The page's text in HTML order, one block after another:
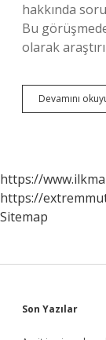
hakkında
Bu
olarak
Devamını
https://
https://
Sitemap
Son Yazılar